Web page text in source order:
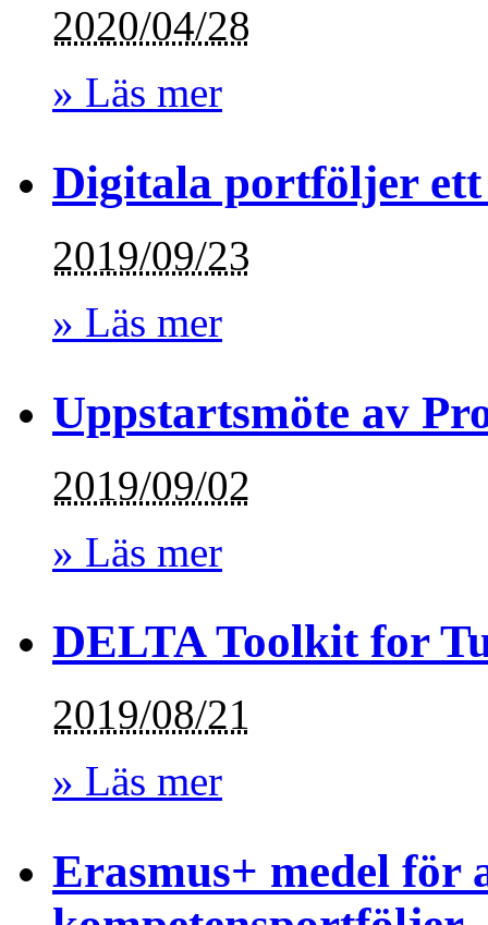
2020/04/28
» Läs mer
Digitala portföljer
2019/09/23
» Läs mer
Uppstartsmöte av
2019/09/02
» Läs mer
DELTA Toolkit for
2019/08/21
» Läs mer
Erasmus+ medel för